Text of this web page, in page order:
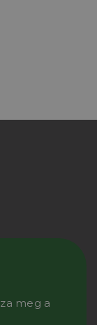
meg a